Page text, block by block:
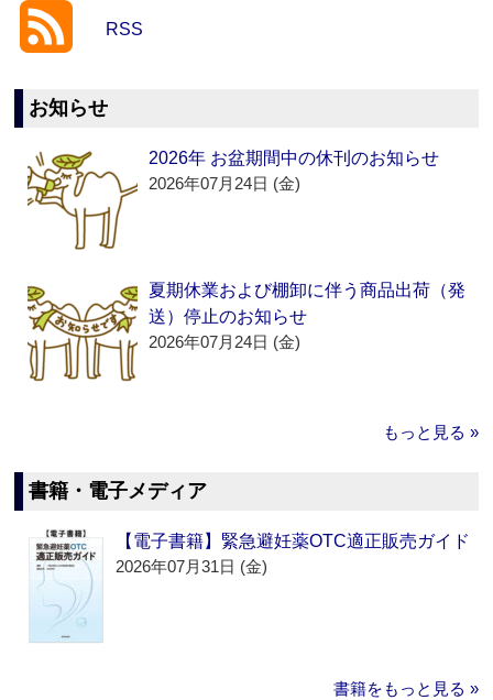
RSS
お知らせ
2026年 お盆期間中の休刊のお知らせ
2026年07月24日 (金)
夏期休業および棚卸に伴う商品出荷（発
送）停止のお知らせ
2026年07月24日 (金)
もっと見る »
書籍・電子メディア
【電子書籍】緊急避妊薬OTC適正販売ガイド
2026年07月31日 (金)
書籍をもっと見る »